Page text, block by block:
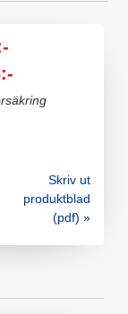
Skriv ut
produktblad
(pdf) »